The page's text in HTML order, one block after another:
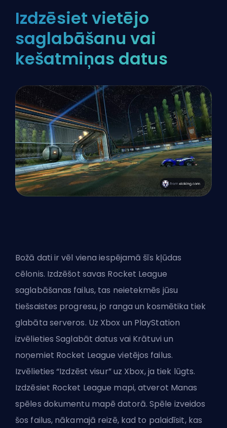
Izdzēsiet vietējo
saglabāšanu vai
kešatmiņas datus
Božā dati ir vēl viena iespējamā šīs kļūdas
cēlonis. Izdzēšot savas Rocket League
saglabāšanas failus, tas neietekmēs jūsu
tiešsaistes progresu, jo ranga un kosmētika tiek
glabāta serveros. Uz Xbox un PlayStation
izvēlieties Saglabāt datus vai Krātuvi un
noņemiet Rocket League vietējos failus.
Izvēlieties “Izdzēst visur” uz Xbox, ja tiek lūgts.
Izdzēsiet Rocket League mapi, atverot Manas
spēles dokumentu mapē datorā. Spēle izveidos
šos failus, nākamajā reizē, kad to palaidīsit, kas